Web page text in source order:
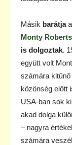
Másik barátjaa
Monty Roberts
is dolgoztak.
együtt volt
számára
közönség előtt
USA-ban sok
akad dolga
– nagyra
számára